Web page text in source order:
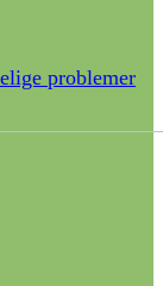
problemer